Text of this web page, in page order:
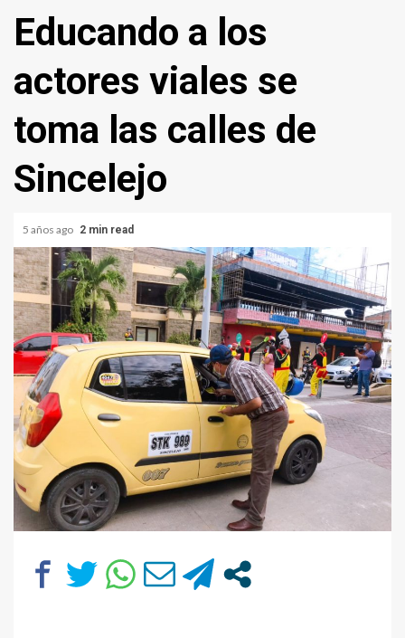
Educando a los
actores viales se
toma las calles de
Sincelejo
5 años ago 2 min read